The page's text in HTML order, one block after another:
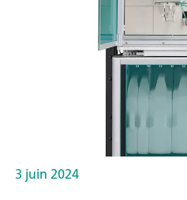
3 juin 2024